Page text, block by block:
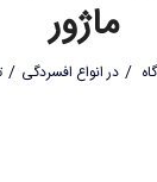
ماژور
/ در انواع افسردگی /